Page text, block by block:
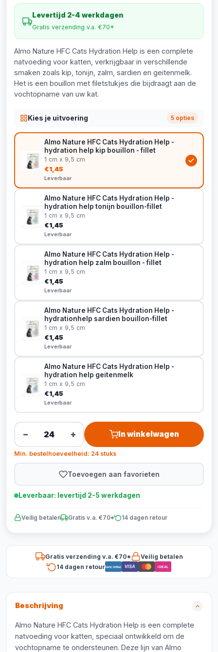
Levertijd 2-4 werkdagen
Gratis verzending v.a. €70*
Almo Nature HFC Cats Hydration Help is een complete
natvoeding voor katten, verkrijgbaar in verschillende
smaken zoals kip, tonijn, zalm, sardien en geitenmelk.
Het is een bouillon met filetstukjes die bijdraagt aan de
vochtopname van uw kat.
Kies je uitvoering 5 opties
Almo Nature HFC Cats Hydration Help -
hydration help kip bouillon - fillet
1 cm x 9,5 cm
€1,45
Leverbaar
Almo Nature HFC Cats Hydration Help -
hydration help tonijn bouillon-fillet
1 cm x 9,5 cm
€1,45
Leverbaar
Almo Nature HFC Cats Hydration Help -
hydration help zalm bouillon - fillet
1 cm x 9,5 cm
€1,45
Leverbaar
Almo Nature HFC Cats Hydration Help -
hydrationhelp sardien bouillon-fillet
1 cm x 9,5 cm
€1,45
Leverbaar
Almo Nature HFC Cats Hydration Help -
hydration help geitenmelk
1 cm x 9,5 cm
€1,45
Leverbaar
− + In winkelwagen
Min. bestelhoeveelheid: 24 stuks
Toevoegen aan favorieten
Leverbaar: levertijd 2-5 werkdagen
Veilig betalen Gratis v.a. €70* 14 dagen retour
Gratis verzending v.a. €70*
Veilig betalen
14 dagen retourBancontact VISA iDEAL
Beschrijving
Almo Nature HFC Cats Hydration Help is een complete
natvoeding voor katten, speciaal ontwikkeld om de
vochtopname te ondersteunen. Deze lijn van Almo